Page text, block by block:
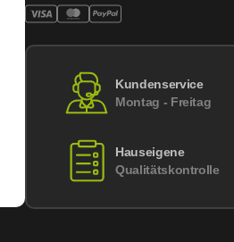
Kundenservice
Montag - Freitag
Hauseigene
Qualitätskontrolle